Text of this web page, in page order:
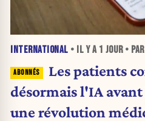
INTERNATIONAL • IL Y A 1 JOUR•
Les patients
désormais l'IA
une révolution